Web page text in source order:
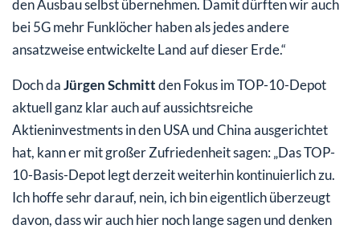
den Ausbau selbst übernehmen. Damit dürften wir auch
bei 5G mehr Funklöcher haben als jedes andere
ansatzweise entwickelte Land auf dieser Erde.“
Doch daJürgen Schmittden Fokus im TOP-10-Depot
aktuell ganz klar auch auf aussichtsreiche
Aktieninvestments in den USA und China ausgerichtet
hat, kann er mit großer Zufriedenheit sagen: „Das TOP-
10-Basis-Depot legt derzeit weiterhin kontinuierlich zu.
Ich hoffe sehr darauf, nein, ich bin eigentlich überzeugt
davon, dass wir auch hier noch lange sagen und denken